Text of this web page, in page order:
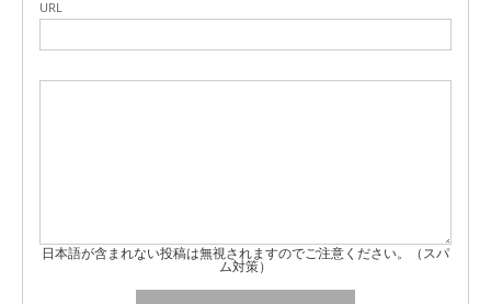
URL
日本語が含まれない投稿は無視されますのでご注意ください。（スパ
ム対策）